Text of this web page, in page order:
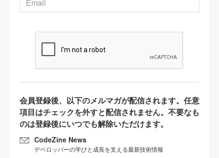
会員登録後、以下のメルマガが配信されます。任意
項目はチェックを外すと配信されません。不要なも
のは登録後にいつでも解除いただけます。
CodeZine News
デベロッパーの学びと成長を支える最新技術情報